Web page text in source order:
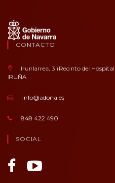
CONTACTO
Irunlarrea, 3 (Recinto del
IRUÑA
info@adona.es
848 422 490
SOCIAL